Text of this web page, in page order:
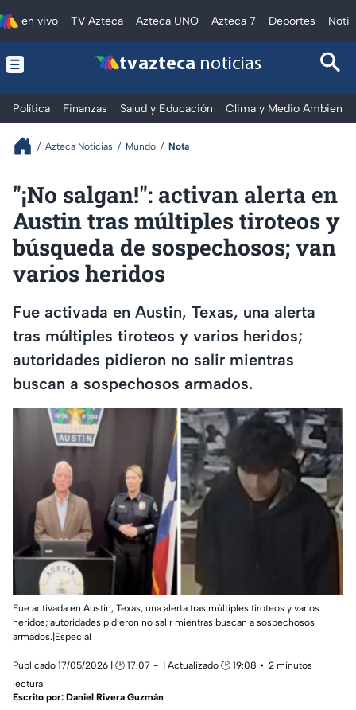
en vivo TV Azteca Azteca UNO Azteca 7 Deportes
tv azteca noticias
Política Finanzas Salud y Educación Clima y Medio Ambiente
Azteca Noticias Mundo Nota
"¡No salgan!": activan alerta en
Austin tras múltiples tiroteos y
búsqueda de sospechosos; van
varios heridos
Fue activada en Austin, Texas, una alerta
tras múltiples tiroteos y varios heridos;
autoridades pidieron no salir mientras
buscan a sospechosos armados.
Fue activada en Austin, Texas, una alerta tras múltiples tiroteos y varios
heridos; autoridades pidieron no salir mientras buscan a sospechosos
armados.|Especial
Publicado 17/05/2026 | 🕑 17:07 | Actualizado 🕑 19:08
2 minutos
lectura
Escrito por: Daniel Rivera Guzmán